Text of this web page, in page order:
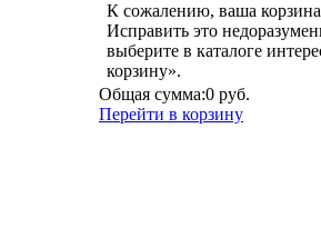
К сожалению, ваша корзина
Исправить это
выберите в каталоге
корзину».
Общая сумма:0 руб.
Перейти в корзину